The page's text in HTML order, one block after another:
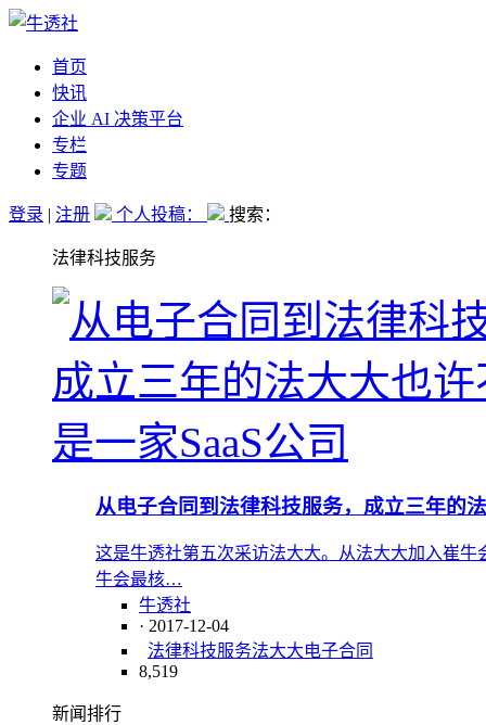
首页
快讯
企业 AI 决策平台
专栏
专题
登录 | 注册 个人投稿： 搜索：
法律科技服务
从电子合同到法律科技服务，成立三年的
这是牛透社第五次采访法大大。从法大大加入崔
牛会最核…
牛透社
· 2017-12-04
法律科技服务法大大电子合同
8,519
新闻排行